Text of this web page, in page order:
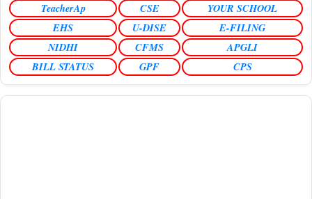
TeacherAp CSE
YOUR SCHOOL
EHS
U-DISE
E-FILING
NIDHI
CFMS
APGLI
BILL STATUS
GPF CPS